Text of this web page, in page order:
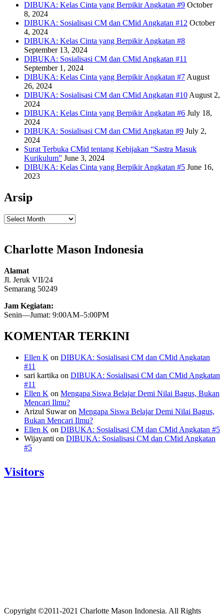
DIBUKA: Kelas Cinta yang Berpikir Angkatan #9 October
8, 2024
DIBUKA: Sosialisasi CM dan CMid Angkatan #12 October
4, 2024
DIBUKA: Kelas Cinta yang Berpikir Angkatan #8
September 13, 2024
DIBUKA: Sosialisasi CM dan CMid Angkatan #11
September 1, 2024
DIBUKA: Kelas Cinta yang Berpikir Angkatan #7 August
26, 2024
DIBUKA: Sosialisasi CM dan CMid Angkatan #10 August 2,
2024
DIBUKA: Kelas Cinta yang Berpikir Angkatan #6 July 18,
2024
DIBUKA: Sosialisasi CM dan CMid Angkatan #9 July 2,
2024
Surat Terbuka CMid tentang Kebijakan “Sastra Masuk
Kurikulum” June 3, 2024
DIBUKA: Kelas Cinta yang Berpikir Angkatan #5 June 16,
2023
Arsip
Arsip
Charlotte Mason Indonesia
Alamat
Jl. Jeruk VII/24
Semarang 50249
Jam Kegiatan:
Senin—Jumat: 9:00AM–5:00PM
KOMENTAR TERKINI
Ellen K on DIBUKA: Sosialisasi CM dan CMid Angkatan
#11
sari kartika on DIBUKA: Sosialisasi CM dan CMid Angkatan
#11
Ellen K on Mengapa Siswa Belajar Demi Nilai Bagus, Bukan
Mencari Ilmu?
Arizul Suwaron Mengapa Siswa Belajar Demi Nilai Bagus,
Bukan Mencari Ilmu?
Ellen K on DIBUKA: Sosialisasi CM dan CMid Angkatan #5
Wijayanti on DIBUKA: Sosialisasi CM dan CMid Angkatan
#5
Visitors
Copyright ©2011-2021 Charlotte Mason Indonesia. All Rights